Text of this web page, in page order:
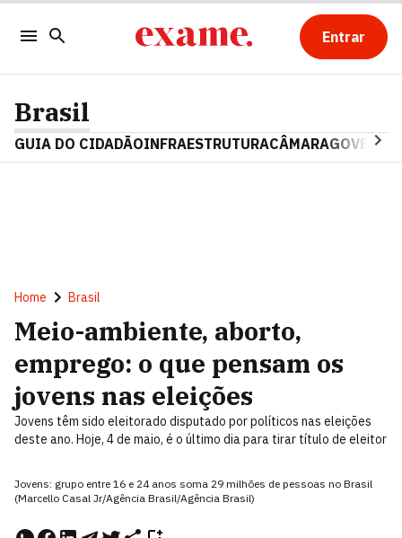
Entrar
Brasil
GUIA DO CIDADÃOINFRAESTRUTURACÂMARAGOVERNO
Home Brasil
Meio-ambiente, aborto,
emprego: o que pensam os
jovens nas eleições
Jovens têm sido eleitorado disputado por políticos nas eleições
deste ano. Hoje, 4 de maio, é o último dia para tirar título de eleitor
Jovens: grupo entre 16 e 24 anos soma 29 milhões de pessoas no Brasil
(Marcello Casal Jr/Agência Brasil/Agência Brasil)